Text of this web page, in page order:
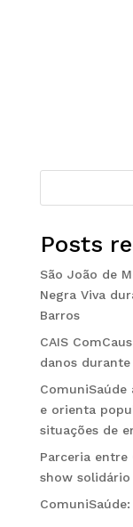
Posts
São João de
Negra Viva
Barros
CAIS
danos
e orienta
situações de
Parceria entre
show solidário